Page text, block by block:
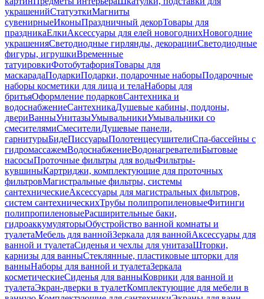
украшенийСтатуэткиМагниты
сувенирныеИконыПраздничный декорТовары для
праздникаЕлкиАксессуары для елей новогоднихНовогодние
украшенияСветодиодные гирлянды, декорацииСветодиодные
фигуры, игрушкиВременные
татуировкиФотобутафорияТовары для
маскарадаПодаркиПодарки, подарочные наборыПодарочные
наборы косметики для лица и телаНаборы для
бритьяОформление подарковСантехника и
водоснабжениеСантехникаДушевые кабины, поддоны,
двериВанныУнитазыУмывальникиУмывальники со
смесителямиСмесителиДушевые панели,
гарнитурыБидеПиссуарыПолотенцесушителиСпа-бассейны с
гидромассажемВодоснабжениеВодонагревателиБытовые
насосыПроточные фильтры для водыФильтры-
кувшиныКартриджи, комплектующие для проточных
фильтровМагистральные фильтры, системы
сантехническиеАксессуары для магистральных фильтров,
систем сантехническихТрубы полипропиленовыеФитинги
полипропиленовыеРасширительные баки,
гидроаккумуляторыОбустройство ванной комнаты и
туалетаМебель для ваннойЗеркала для ваннойАксессуары для
ванной и туалетаСиденья и чехлы для унитазаШторки,
карнизы для ванныСтеклянные, пластиковые шторки для
ванныНаборы для ванной и туалетаЗеркала
косметическиеСиденья для ванныКоврики для ванной и
туалетаЭкран-дверки в туалетКомплектующие для мебели в